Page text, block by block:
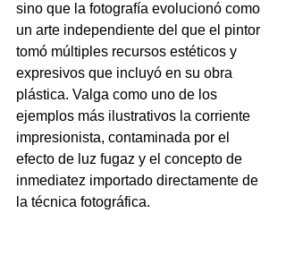
sino que la fotografía evolucionó como
un arte independiente del que el pintor
tomó múltiples recursos estéticos y
expresivos que incluyó en su obra
plástica. Valga como uno de los
ejemplos más ilustrativos la corriente
impresionista, contaminada por el
efecto de luz fugaz y el concepto de
inmediatez importado directamente de
la técnica fotográfica.